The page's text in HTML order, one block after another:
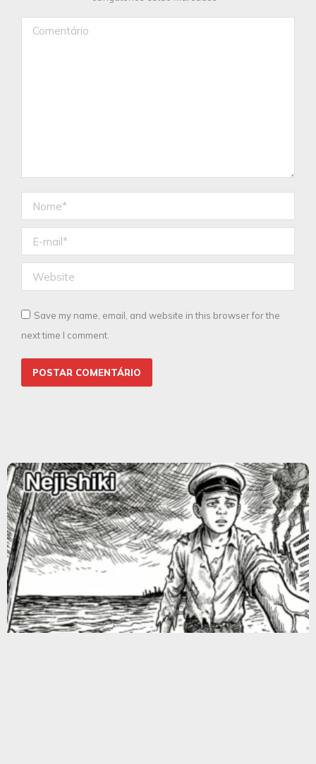
Comentário
Nome *
E-mail *
Website
Save my name, email, and website in this browser for the
next time I comment.
POSTAR COMENTÁRIO